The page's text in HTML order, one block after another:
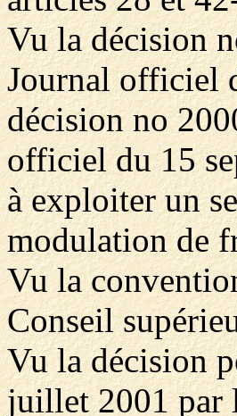
Vu la décision
Journal officiel
décision no
officiel du 15
à exploiter un
modulation de
Vu la
Conseil
Vu la décision
juillet 2001 par